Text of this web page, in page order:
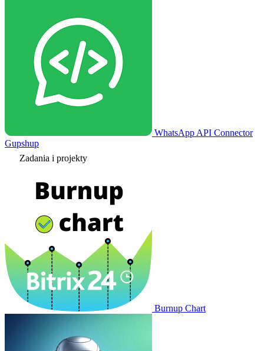
WhatsApp API Connector
Gupshup
Zadania i projekty
Burnup Chart